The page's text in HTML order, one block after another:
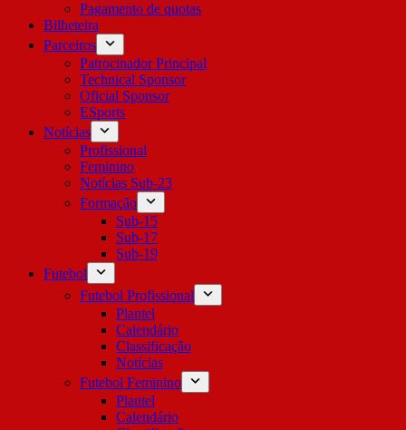
Pagamento de quotas
Bilheteira
Parceiros
Patrocinador Principal
Technical Sponsor
Oficial Sponsor
ESports
Notícias
Profissional
Feminino
Notícias Sub-23
Formação
Sub-15
Sub-17
Sub-19
Futebol
Futebol Profissional
Plantel
Calendário
Classificação
Notícias
Futebol Feminino
Plantel
Calendário